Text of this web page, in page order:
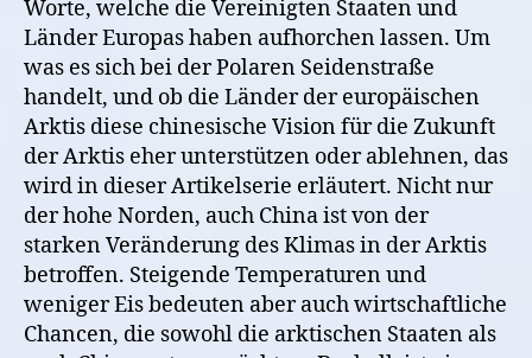
Staaten
Worte, welche die Vereinigten Staaten und
Länder Europas haben aufhorchen lassen. Um
was es sich bei der Polaren Seidenstraße
handelt, und ob die Länder der europäischen
Arktis diese chinesische Vision für die Zukunft
der Arktis eher unterstützen oder ablehnen, das
wird in dieser Artikelserie erläutert. Nicht nur
der hohe Norden, auch China ist von der
starken Veränderung des Klimas in der Arktis
betroffen. Steigende Temperaturen und
weniger Eis bedeuten aber auch wirtschaftliche
Chancen, die sowohl die arktischen Staaten als